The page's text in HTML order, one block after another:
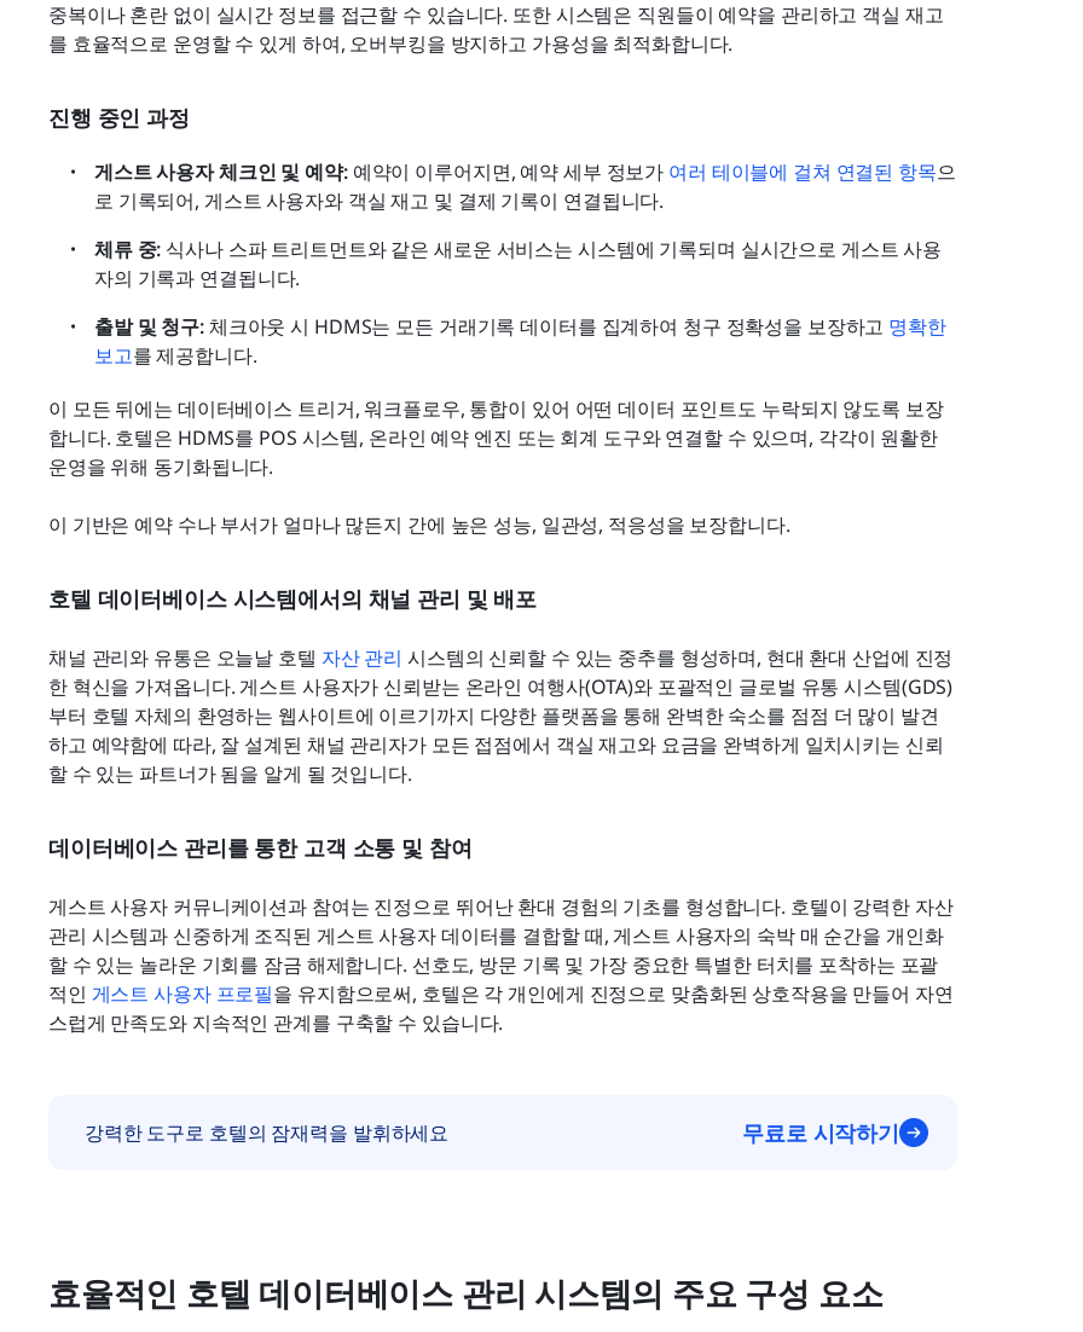
중복이나 혼란 없이 실시간 정보를 접근할 수 있습니다. 또한 시스템은 직원들이 예약을 관리하고 객실 재고
를 효율적으로 운영할 수 있게 하여, 오버부킹을 방지하고 가용성을 최적화합니다.
진행 중인 과정
게스트 사용자 체크인 및 예약: 예약이 이루어지면, 예약 세부 정보가 여러 테이블에 걸쳐 연결된 항목으
로 기록되어, 게스트 사용자와 객실 재고 및 결제 기록이 연결됩니다.
체류 중: 식사나 스파 트리트먼트와 같은 새로운 서비스는 시스템에 기록되며 실시간으로 게스트 사용
자의 기록과 연결됩니다.
출발 및 청구: 체크아웃 시 HDMS는 모든 거래기록 데이터를 집계하여 청구 정확성을 보장하고 명확한
보고를 제공합니다.
이 모든 뒤에는 데이터베이스 트리거, 워크플로우, 통합이 있어 어떤 데이터 포인트도 누락되지 않도록 보장
합니다. 호텔은 HDMS를 POS 시스템, 온라인 예약 엔진 또는 회계 도구와 연결할 수 있으며, 각각이 원활한
운영을 위해 동기화됩니다.
이 기반은 예약 수나 부서가 얼마나 많든지 간에 높은 성능, 일관성, 적응성을 보장합니다.
호텔 데이터베이스 시스템에서의 채널 관리 및 배포
채널 관리와 유통은 오늘날 호텔 자산 관리 시스템의 신뢰할 수 있는 중추를 형성하며, 현대 환대 산업에 진정
한 혁신을 가져옵니다. 게스트 사용자가 신뢰받는 온라인 여행사(OTA)와 포괄적인 글로벌 유통 시스템(GDS)
부터 호텔 자체의 환영하는 웹사이트에 이르기까지 다양한 플랫폼을 통해 완벽한 숙소를 점점 더 많이 발견
하고 예약함에 따라, 잘 설계된 채널 관리자가 모든 접점에서 객실 재고와 요금을 완벽하게 일치시키는 신뢰
할 수 있는 파트너가 됨을 알게 될 것입니다.
데이터베이스 관리를 통한 고객 소통 및 참여
게스트 사용자 커뮤니케이션과 참여는 진정으로 뛰어난 환대 경험의 기초를 형성합니다. 호텔이 강력한 자산
관리 시스템과 신중하게 조직된 게스트 사용자 데이터를 결합할 때, 게스트 사용자의 숙박 매 순간을 개인화
할 수 있는 놀라운 기회를 잠금 해제합니다. 선호도, 방문 기록 및 가장 중요한 특별한 터치를 포착하는 포괄
적인 게스트 사용자 프로필을 유지함으로써, 호텔은 각 개인에게 진정으로 맞춤화된 상호작용을 만들어 자연
스럽게 만족도와 지속적인 관계를 구축할 수 있습니다.
강력한 도구로 호텔의 잠재력을 발휘하세요 무료로 시작하기
효율적인 호텔 데이터베이스 관리 시스템의 주요 구성 요소